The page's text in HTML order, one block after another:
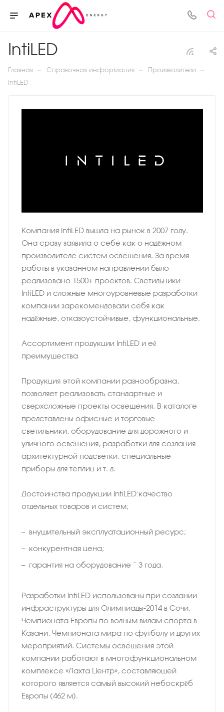
IntiLED
Главная — Справочная информация — Производители —
IntiLED
Компания IntiLED вышла на рынок в 2007 году.
Она сразу заявила о себе как о надёжном
производителе систем освещения. За время
работы в указанном направлении было
реализовано 1500+ проектов. Светильники
IntiLED и сложные многоуровневые разработки
компании зарекомендовали себя как
надёжные, отказоустойчивые, функциональные.
Ассортимент продукции IntiLED и её
преимущества
Продукция этой компании разнообразна,
позволяет реализовать стандартные и
сверхсложные проекты освещения. В каталоге
представлены офисные и торговые
светильники, оборудование для дорожного и
уличного освещения, разработки для создания
архитектурной подсветки, специальные
приборы для теплиц и т. д.
Достоинства продукции IntiLED:качество
отдельных товаров и систем;
внушительный эксплуатационный ресурс;
конкурентная цена;
гарантия на оборудование − 3 года.
Разработки IntiLED использованы при создании
инфраструктуры для Олимпиады-2014 в Сочи,
Чемпионата Европы по водным видам спорта в
Казани, Чемпионата мира по футболу и других
мероприятий. Системы освещения этой
компании работают в многофункциональном
комплексе «Лахта Центр», составляющей
которого является самый высокий небоскрёб
Европы (462 м).